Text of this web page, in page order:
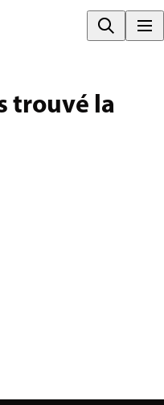
trouvé la